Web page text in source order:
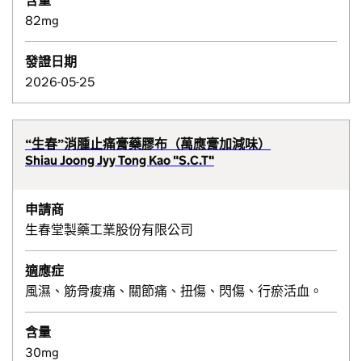
82mg
發證日期
2026-05-25
“生春”消腫止痛膏藥膠布（萬應膏加減味）
Shiau Joong Jyy Tong Kao "S.C.T"
申請商
生春堂製藥工業股份有限公司
適應症
風濕、筋骨痠痛、關節痛、扭傷、閃傷、行瘀活血。
含量
30mg